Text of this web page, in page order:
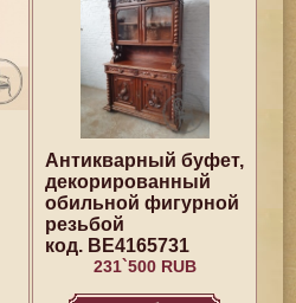
Антикварный буфет,
декорированный
обильной фигурной
резьбой
код. BE4165731
231`500 RUB